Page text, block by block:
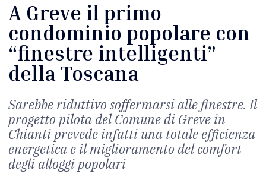
A Greve il primo
condominio popolare con
“finestre intelligenti”
della Toscana
Sarebbe riduttivo soffermarsi alle finestre. Il
progetto pilota del Comune di Greve in
Chianti prevede infatti una totale efficienza
energetica e il miglioramento del comfort
degli alloggi popolari